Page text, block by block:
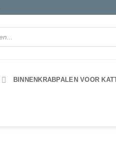
BINNENKRABPALEN VOOR